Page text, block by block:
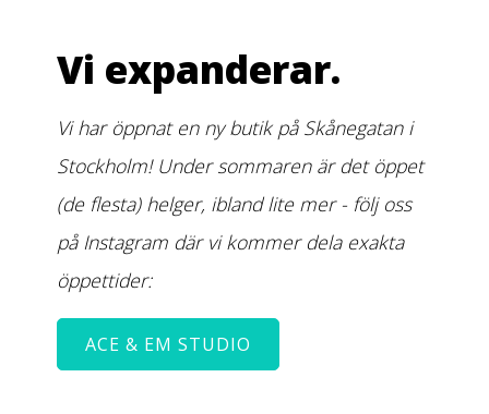
Vi expanderar.
Vi har öppnat en ny butik på Skånegatan i
Stockholm! Under sommaren är det öppet
(de flesta) helger, ibland lite mer - följ oss
på Instagram där vi kommer dela exakta
öppettider:
ACE & EM STUDIO